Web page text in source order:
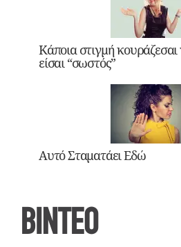
Κάποια στιγμή
είσαι “σωστός”
Αυτό Σταματάει Εδώ
ΒΙΝΤΕΟ